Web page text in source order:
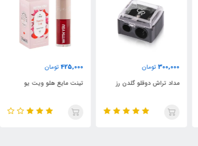
300,000 تومان
مداد تراش دوقلو گلدن رز
425,000 تومان
تینت مایع هلو ویت یو